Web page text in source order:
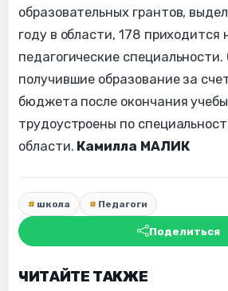
образовательных грантов,
году в области, 178 приходится
педагогические
получившие образование за
бюджета после окончания
трудоустроены по
области. Камилла МАЛИК
школа Педагоги
Поделиться
ЧИТАЙТЕ ТАКЖЕ